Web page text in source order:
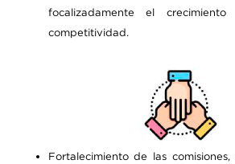
focalizadamente el
competitividad.
Fortalecimiento de las